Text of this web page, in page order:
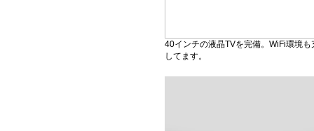
40インチの液晶TVを完備。WiFi環境も
してます。